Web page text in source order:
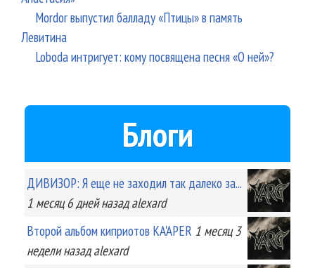
Mordor выпустил балладу «Птицы» в память
Левитина
Loboda интригует: кому посвящена песня «О ней»?
Блоги
ДИВИЗОР: Я еще не заходил так далеко за...
1 месяц 6 днейназад alexard
Второй альбом киприотов KA'APER 1 месяц 3
неделиназад alexard